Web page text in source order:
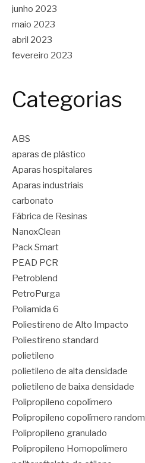
junho 2023
maio 2023
abril 2023
fevereiro 2023
Categorias
ABS
aparas de plástico
Aparas hospitalares
Aparas industriais
carbonato
Fábrica de Resinas
NanoxClean
Pack Smart
PEAD PCR
Petroblend
PetroPurga
Poliamida 6
Poliestireno de Alto Impacto
Poliestireno standard
polietileno
polietileno de alta densidade
polietileno de baixa densidade
Polipropileno copolímero
Polipropileno copolímero random
Polipropileno granulado
Polipropileno Homopolímero